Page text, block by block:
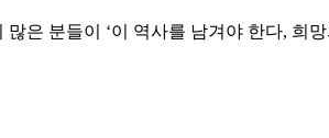
은 분들이 ‘이 역사를 남겨야 한다, 희